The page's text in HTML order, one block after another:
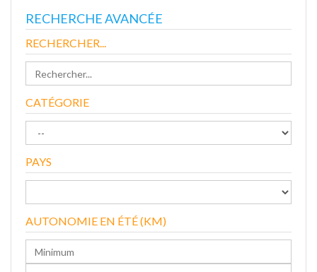
RECHERCHE AVANCÉE
RECHERCHER...
CATÉGORIE
PAYS
AUTONOMIE EN ÉTÉ (KM)